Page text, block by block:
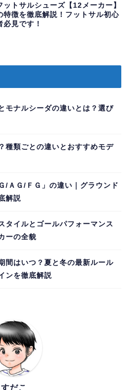
ットサルシューズ【12メーカー】
特徴を徹底解説！フットサル初心
必見です！
モナルシーダの違いとは？選び
種類ごとの違いとおすすめモデ
/ＡＧ/ＦＧ」の違い｜グラウンド
解説
タイルとゴールパフォーマンス
ーの全貌
間はいつ？夏と冬の最新ルール
ンを徹底解説
すだこ